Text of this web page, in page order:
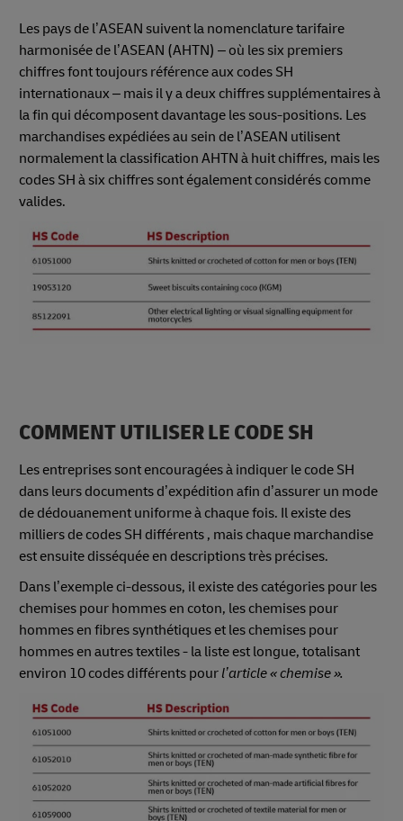
Les pays de l’ASEAN suivent la nomenclature tarifaire
harmonisée de l’ASEAN (AHTN) – où les six premiers
chiffres font toujours référence aux codes SH
internationaux – mais il y a deux chiffres supplémentaires à
la fin qui décomposent davantage les sous-positions. Les
marchandises expédiées au sein de l’ASEAN utilisent
normalement la classification AHTN à huit chiffres, mais les
codes SH à six chiffres sont également considérés comme
valides.
COMMENT UTILISER LE CODE SH
Les entreprises sont encouragées à indiquer le code SH
dans leurs documents d’expédition afin d’assurer un mode
de dédouanement uniforme à chaque fois. Il existe des
milliers de codes SH différents , mais chaque marchandise
est ensuite disséquée en descriptions très précises.
Dans l’exemple ci-dessous, il existe des catégories pour les
chemises pour hommes en coton, les chemises pour
hommes en fibres synthétiques et les chemises pour
hommes en autres textiles - la liste est longue, totalisant
environ 10 codes différents pour l’article « chemise ».